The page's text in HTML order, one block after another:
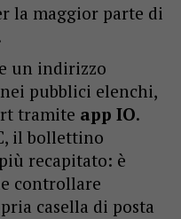
la maggior parte di
un indirizzo
pubblici elenchi,
tramite app IO.
il bollettino
recapitato: è
controllare
casella di posta